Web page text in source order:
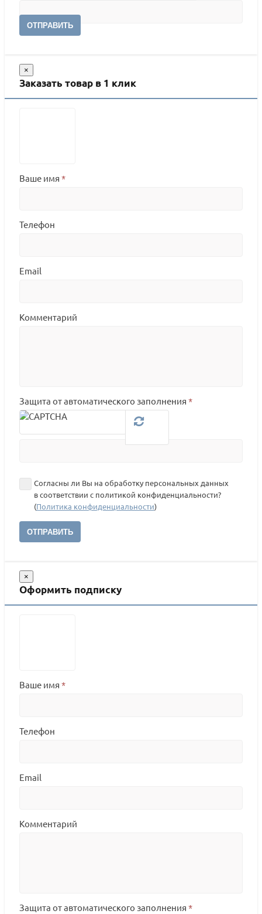
ОТПРАВИТЬ
×
Заказать товар в 1 клик
Ваше имя *
Телефон
Email
Комментарий
Защита от автоматического заполнения *
Согласны ли Вы на обработку персональных данных
в соответствии с политикой конфиденциальности?
(Политика конфиденциальности)
ОТПРАВИТЬ
×
Оформить подписку
Ваше имя *
Телефон
Email
Комментарий
Защита от автоматического заполнения *